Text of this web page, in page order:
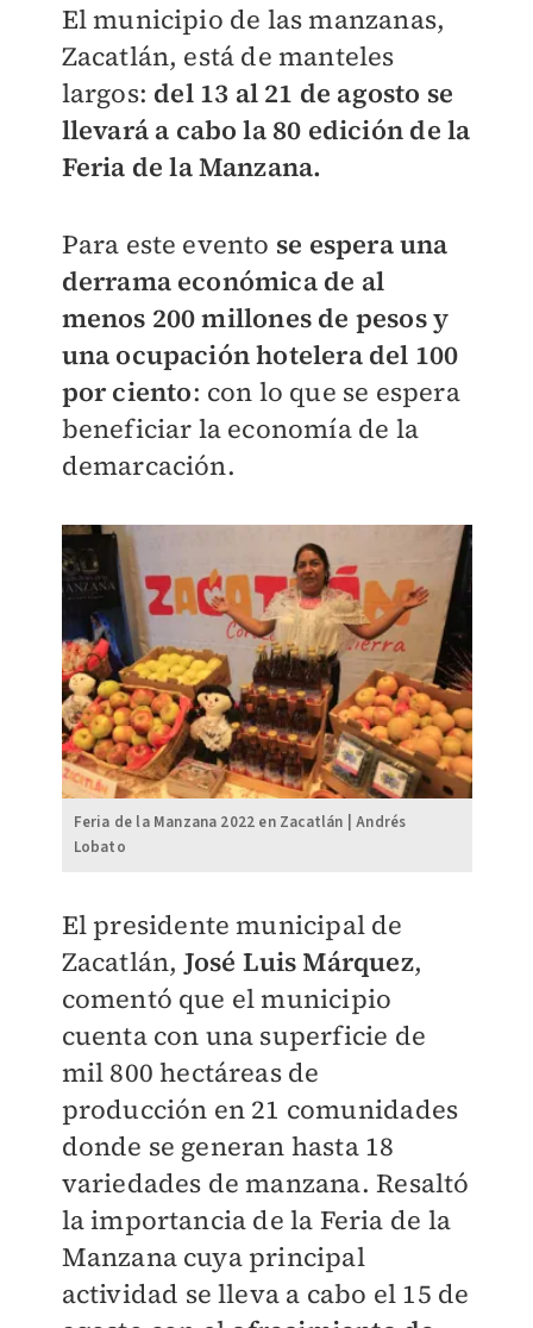
El municipio de las manzanas,
Zacatlán, está de manteles
largos: del 13 al 21 de agosto se
llevará a cabo la 80 edición de la
Feria de la Manzana.
Para este evento se espera una
derrama económica de al
menos 200 millones de pesos y
una ocupación hotelera del 100
por ciento: con lo que se espera
beneficiar la economía de la
demarcación.
Feria de la Manzana 2022 en Zacatlán | Andrés
Lobato
El presidente municipal de
Zacatlán, José Luis Márquez,
comentó que el municipio
cuenta con una superficie de
mil 800 hectáreas de
producción en 21 comunidades
donde se generan hasta 18
variedades de manzana. Resaltó
la importancia de la Feria de la
Manzana cuya principal
actividad se lleva a cabo el 15 de